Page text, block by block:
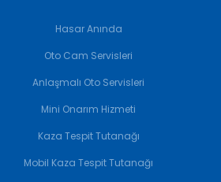
Hasar Anında
Oto Cam Servisleri
Anlaşmalı Oto Servisleri
Mini Onarım Hizmeti
Kaza Tespit Tutanağı
Mobil Kaza Tespit Tutanağı